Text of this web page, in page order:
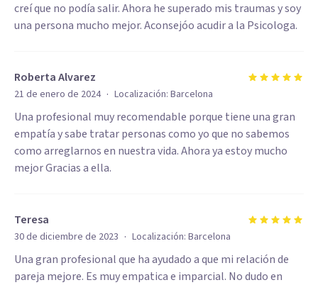
creí que no podía salir. Ahora he superado mis traumas y soy
una persona mucho mejor. Aconsejóo acudir a la Psicologa.
Roberta Alvarez
21 de enero de 2024 · Localización: Barcelona
Una profesional muy recomendable porque tiene una gran
empatía y sabe tratar personas como yo que no sabemos
como arreglarnos en nuestra vida. Ahora ya estoy mucho
mejor Gracias a ella.
Teresa
30 de diciembre de 2023 · Localización: Barcelona
Una gran profesional que ha ayudado a que mi relación de
pareja mejore. Es muy empatica e imparcial. No dudo en